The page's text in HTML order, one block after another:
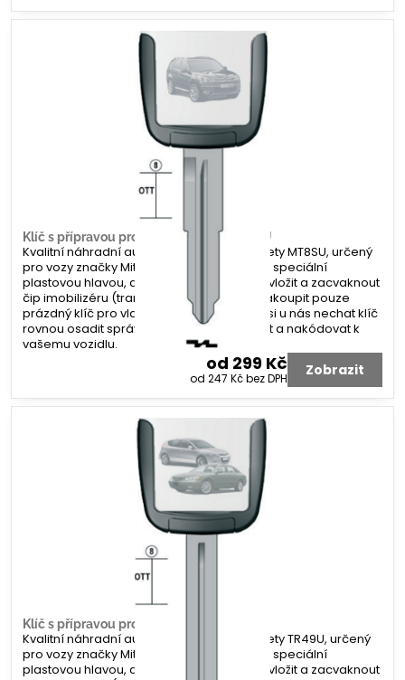
Klíč s přípravou pro čip Mitsubishi MT8SU
Kvalitní náhradní autoklíč s profilem planžety MT8SU, určený
pro vozy značky Mitsubishi. Klíč je vybaven speciální
plastovou hlavou, do které lze jednoduše vložit a zacvaknout
čip imobilizéru (transpondér). Můžete si zakoupit pouze
prázdný klíč pro vlastní kompletaci, nebo si u nás nechat klíč
rovnou osadit správným čipem, vyfrézovat a nakódovat k
vašemu vozidlu.
od 299 Kč
od 247 Kčbez DPH Zobrazit
Klíč s přípravou pro čip Mitsubishi TR49U
Kvalitní náhradní autoklíč s profilem planžety TR49U, určený
pro vozy značky Mitsubishi. Klíč je vybaven speciální
plastovou hlavou, do které lze jednoduše vložit a zacvaknout